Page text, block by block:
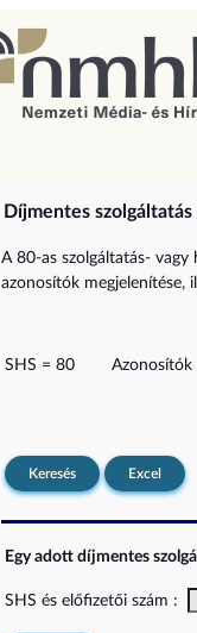
Díjmentes szolgáltatás
A 80-as szolgáltatás-
azonosítók megjelenítése,
SHS = 80 Azonosítók
Keresés Excel
Egy adott díjmentes
SHS és előfizetői szám :